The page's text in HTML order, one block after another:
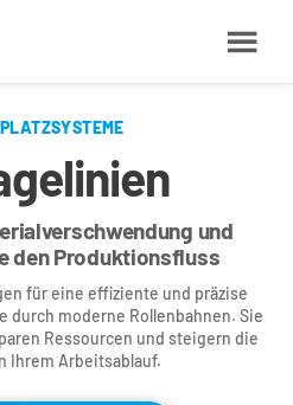
und
den Produktionsfluss
für eine effiziente und präzise
durch moderne Rollenbahnen. Sie
Ressourcen und steigern die
Ihrem Arbeitsablauf.